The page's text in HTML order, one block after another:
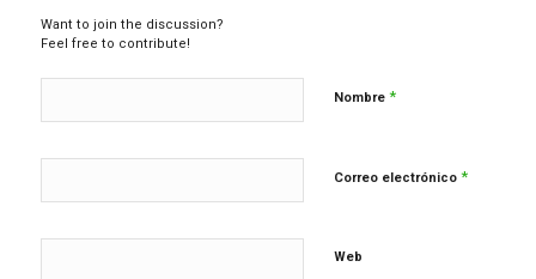
Want to join the discussion?
Feel free to contribute!
Nombre *
Correo electrónico *
Web